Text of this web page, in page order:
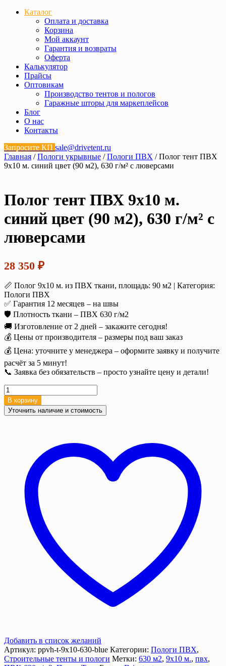
Каталог
Оплата и доставка
Корзина
Мой аккаунт
Гарантия и возвраты
Оферта
Калькулятор
Прайсы
Оптовикам
Производство тентов и пологов
Гаражные шторы для маркеплейсов
Блог
О нас
Контакты
Запросите КП sale@drivetent.ru
Главная /Пологи укрывные /Пологи ПВХ / Полог тент ПВХ
9х10 м. синий цвет (90 м2), 630 г/м² с люверсами
Полог тент ПВХ 9х10 м.
синий цвет (90 м2), 630 г/м² с
люверсами
28 350 ₽
📏 Полог 9х10 м. из ПВХ ткани, площадь: 90 м2 | Категория:
Пологи ПВХ
✅ Гарантия 12 месяцев – на швы
🛡️ Плотность ткани – ПВХ 630 г/м2
🚚 Изготовление от 2 дней – закажите сегодня!
💰 Цены от производителя – размеры под ваш заказ
💰 Цена: уточните у менеджера – оформите заявку и получите
расчёт за 5 минут!
📞 Заявка без обязательств – просто узнайте цену и детали!
Количество
товара
Полог
тент
люверсами
В корзину
Уточнить наличие и стоимость
Добавить в список желаний
Артикул: ppvh-t-9х10-630-blue Категории: Пологи ПВХ,
Строительные тенты и пологи Метки: 630 м2, 9х10 м., пвх,